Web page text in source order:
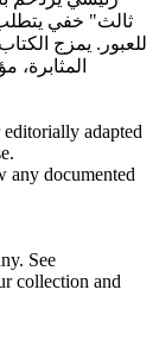
ثالث" خفي
للعبور. يمزج
المثابرة،
adapted
any documented
See
collection and